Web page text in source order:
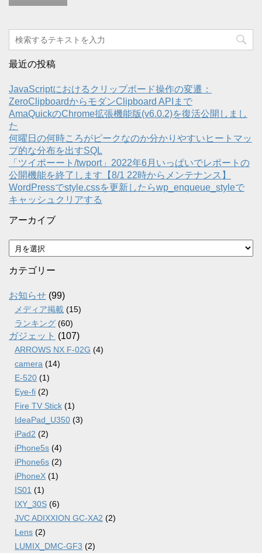
最近の投稿
JavaScriptにおけるクリップボード操作の変遷：
ZeroClipboardからモダンClipboard APIまで
AmaQuickのChrome拡張機能版(v6.0.2)を復活公開しまし
た
何曜日の何時ころがピークなのか分かりやすいヒートマッ
プ的な分布を出すSQL
「ツイポーート/twport」2022年6月いっぱいでレポートの
公開機能を終了します【8/1 22時からメンテナンス】
WordPressでstyle.cssを更新したらwp_enqueue_styleで
キャッシュクリアする
アーカイブ
ア
ー
カ
ブ
カテゴリー
お知らせ (99)
メディア掲載 (15)
ランキング (60)
ガジェット (107)
ARROWS NX F-02G (4)
camera (14)
E-520 (1)
Eye-fi (2)
Fire TV Stick (1)
IdeaPad_U350 (3)
iPad2 (2)
iPhone5s (4)
iPhone6s (2)
iPhoneX (1)
IS01 (1)
IXY_30S (6)
JVC ADIXXION GC-XA2 (2)
Lens (2)
LUMIX_DMC-GF3 (2)